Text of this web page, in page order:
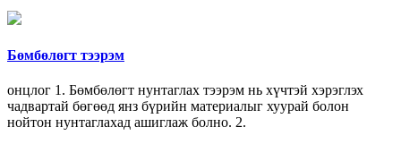
Бөмбөлөгт тээрэм
онцлог 1. Бөмбөлөгт нунтаглах тээрэм нь хүчтэй хэрэглэх
чадвартай бөгөөд янз бүрийн материалыг хуурай болон
нойтон нунтаглахад ашиглаж болно. 2.